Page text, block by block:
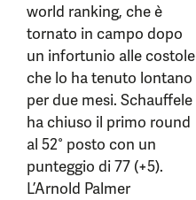
world ranking, che è
tornato in campo dopo
un infortunio alle costole
che lo ha tenuto lontano
per due mesi. Schauffele
ha chiuso il primo round
al 52° posto con un
punteggio di 77 (+5).
L’Arnold Palmer